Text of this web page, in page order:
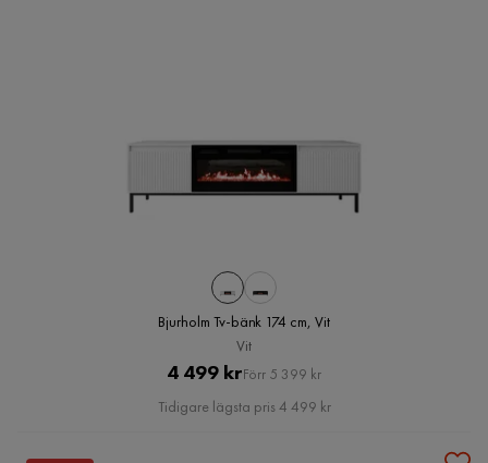
Bjurholm Tv-bänk 174 cm, Vit
Vit
Pris
4 499 krOriginal
Pris
Förr 5 399 kr
Tidigare lägsta pris 4 499 kr